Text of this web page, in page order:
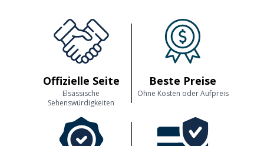
Offizielle Seite
Elsässische
Sehenswürdigkeiten
Beste Preise
Ohne Kosten oder Aufpreis